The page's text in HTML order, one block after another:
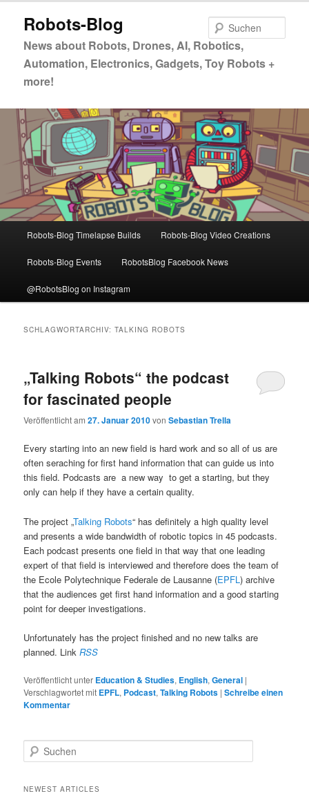
primären
springen
sekundären
springen
Robots-Blog
News about Robots, Drones, AI, Robotics,
Automation, Electronics, Gadgets, Toy Robots +
more!
Robots-Blog Timelapse Builds Robots-Blog Video Creations
Robots-Blog Events RobotsBlog Facebook News
@RobotsBlog on Instagram
SCHLAGWORTARCHIV:TALKING ROBOTS
„Talking Robots“ the podcast
for fascinated people
Veröffentlicht am27. Januar 2010vonSebastian Trella
Every starting into an new field is hard work and so all of us are
often seraching for first hand information that can guide us into
this field. Podcasts are a new way to get a starting, but they
only can help if they have a certain quality.
The project „Talking Robots“ has definitely a high quality level
and presents a wide bandwidth of robotic topics in 45 podcasts.
Each podcast presents one field in that way that one leading
expert of that field is interviewed and therefore does the team of
the Ecole Polytechnique Federale de Lausanne (EPFL) archive
that the audiences get first hand information and a good starting
point for deeper investigations.
Unfortunately has the project finished and no new talks are
planned. LinkRSS
Veröffentlicht unter Education & Studies, English,General |
Verschlagwortet mit EPFL, Podcast,Talking Robots |Schreibe einen
Kommentar
u
h
NEWEST ARTICLES